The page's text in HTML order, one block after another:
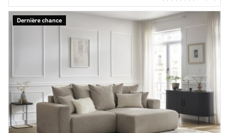
Dernière chance